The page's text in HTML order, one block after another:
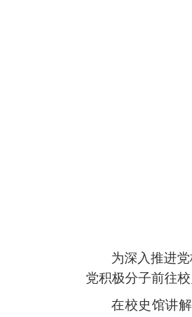
为深入推进
党积极分子前往校
在校史馆讲